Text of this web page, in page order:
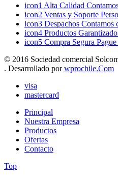
icon1 Alta Calidad
icon2 Ventas y Soporte
icon3 Despachos Contamos
icon4 Productos
icon5 Compra Segura
© 2016 Sociedad comercial
. Desarrollado porwprochile.Com
visa
mastercard
Principal
Nuestra Empresa
Productos
Ofertas
Contacto
Top